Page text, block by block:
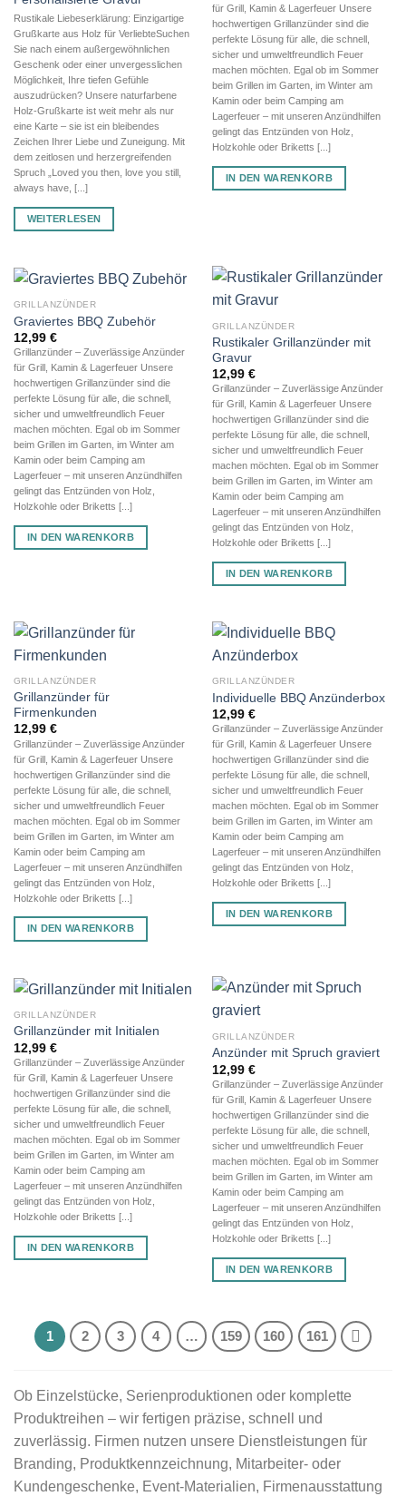
Rustikale Liebeserklärung: Einzigartige
Grußkarte aus Holz für VerliebteSuchen
Sie nach einem außergewöhnlichen
Geschenk oder einer unvergesslichen
Möglichkeit, Ihre tiefen Gefühle
auszudrücken? Unsere naturfarbene
Holz-Grußkarte ist weit mehr als nur
eine Karte – sie ist ein bleibendes
Zeichen Ihrer Liebe und Zuneigung. Mit
dem zeitlosen und herzergreifenden
Spruch „Loved you then, love you still,
always have, [...]
WEITERLESEN
für Grill, Kamin & Lagerfeuer Unsere
hochwertigen Grillanzünder sind die
perfekte Lösung für alle, die schnell,
sicher und umweltfreundlich Feuer
machen möchten. Egal ob im Sommer
beim Grillen im Garten, im Winter am
Kamin oder beim Camping am
Lagerfeuer – mit unseren Anzündhilfen
gelingt das Entzünden von Holz,
Holzkohle oder Briketts [...]
IN DEN WARENKORB
GRILLANZÜNDER
Graviertes BBQ Zubehör
12,99 €
Grillanzünder – Zuverlässige Anzünder
für Grill, Kamin & Lagerfeuer Unsere
hochwertigen Grillanzünder sind die
perfekte Lösung für alle, die schnell,
sicher und umweltfreundlich Feuer
machen möchten. Egal ob im Sommer
beim Grillen im Garten, im Winter am
Kamin oder beim Camping am
Lagerfeuer – mit unseren Anzündhilfen
gelingt das Entzünden von Holz,
Holzkohle oder Briketts [...]
IN DEN WARENKORB
GRILLANZÜNDER
Rustikaler Grillanzünder mit
Gravur
12,99 €
Grillanzünder – Zuverlässige Anzünder
für Grill, Kamin & Lagerfeuer Unsere
hochwertigen Grillanzünder sind die
perfekte Lösung für alle, die schnell,
sicher und umweltfreundlich Feuer
machen möchten. Egal ob im Sommer
beim Grillen im Garten, im Winter am
Kamin oder beim Camping am
Lagerfeuer – mit unseren Anzündhilfen
gelingt das Entzünden von Holz,
Holzkohle oder Briketts [...]
IN DEN WARENKORB
GRILLANZÜNDER
Grillanzünder für
Firmenkunden
12,99 €
Grillanzünder – Zuverlässige Anzünder
für Grill, Kamin & Lagerfeuer Unsere
hochwertigen Grillanzünder sind die
perfekte Lösung für alle, die schnell,
sicher und umweltfreundlich Feuer
machen möchten. Egal ob im Sommer
beim Grillen im Garten, im Winter am
Kamin oder beim Camping am
Lagerfeuer – mit unseren Anzündhilfen
gelingt das Entzünden von Holz,
Holzkohle oder Briketts [...]
IN DEN WARENKORB
GRILLANZÜNDER
Individuelle BBQ Anzünderbox
12,99 €
Grillanzünder – Zuverlässige Anzünder
für Grill, Kamin & Lagerfeuer Unsere
hochwertigen Grillanzünder sind die
perfekte Lösung für alle, die schnell,
sicher und umweltfreundlich Feuer
machen möchten. Egal ob im Sommer
beim Grillen im Garten, im Winter am
Kamin oder beim Camping am
Lagerfeuer – mit unseren Anzündhilfen
gelingt das Entzünden von Holz,
Holzkohle oder Briketts [...]
IN DEN WARENKORB
GRILLANZÜNDER
Grillanzünder mit Initialen
12,99 €
Grillanzünder – Zuverlässige Anzünder
für Grill, Kamin & Lagerfeuer Unsere
hochwertigen Grillanzünder sind die
perfekte Lösung für alle, die schnell,
sicher und umweltfreundlich Feuer
machen möchten. Egal ob im Sommer
beim Grillen im Garten, im Winter am
Kamin oder beim Camping am
Lagerfeuer – mit unseren Anzündhilfen
gelingt das Entzünden von Holz,
Holzkohle oder Briketts [...]
IN DEN WARENKORB
GRILLANZÜNDER
Anzünder mit Spruch graviert
12,99 €
Grillanzünder – Zuverlässige Anzünder
für Grill, Kamin & Lagerfeuer Unsere
hochwertigen Grillanzünder sind die
perfekte Lösung für alle, die schnell,
sicher und umweltfreundlich Feuer
machen möchten. Egal ob im Sommer
beim Grillen im Garten, im Winter am
Kamin oder beim Camping am
Lagerfeuer – mit unseren Anzündhilfen
gelingt das Entzünden von Holz,
Holzkohle oder Briketts [...]
IN DEN WARENKORB
1 2 3 4 … 159 160 161
Ob Einzelstücke, Serienproduktionen oder komplette
Produktreihen – wir fertigen präzise, schnell und
zuverlässig. Firmen nutzen unsere Dienstleistungen für
Branding, Produktkennzeichnung, Mitarbeiter- oder
Kundengeschenke, Event-Materialien, Firmenausstattung